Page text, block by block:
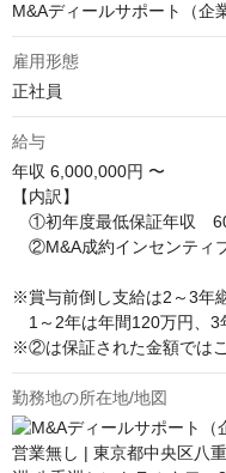
M&Aディールサポート（企
雇用形態
正社員
給与
年収 6,000,000円 〜
【内訳】
①初年度最低保証年収　
②M&A成約インセンティ
※賞与前倒し支給は2～3年
1～2年は年間120万円、
※②は保証された金額では
勤務地の所在地/地図